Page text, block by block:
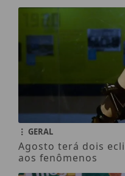
GERAL
Agosto terá dois
aos fenômenos